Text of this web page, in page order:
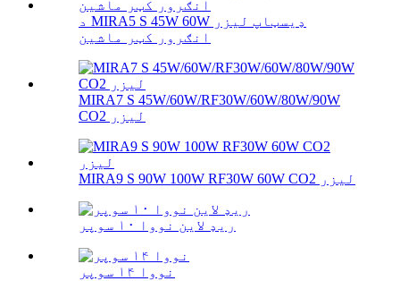
د MIRA5 S 45W 60W ډیسټاپ لیزر
انګرور کټر ماشین
MIRA7 S 45W/60W/RF30W/60W/80W/90W
CO2 لیزر
MIRA9 S 90W 100W RF30W 60W CO2 لیزر
ریډ لاین نووا ۱۰ سوپر
نووا ۱۴ سوپر